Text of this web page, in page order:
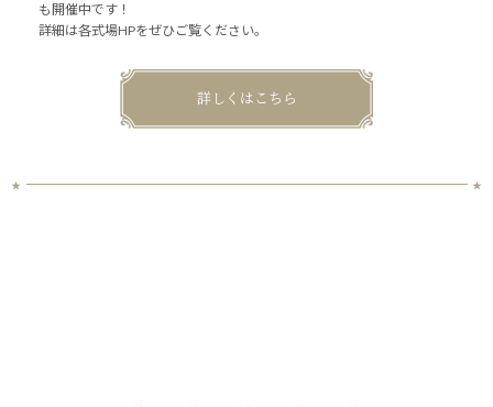
も開催中です！
詳細は各式場HPをぜひご覧ください。
詳しくはこちら